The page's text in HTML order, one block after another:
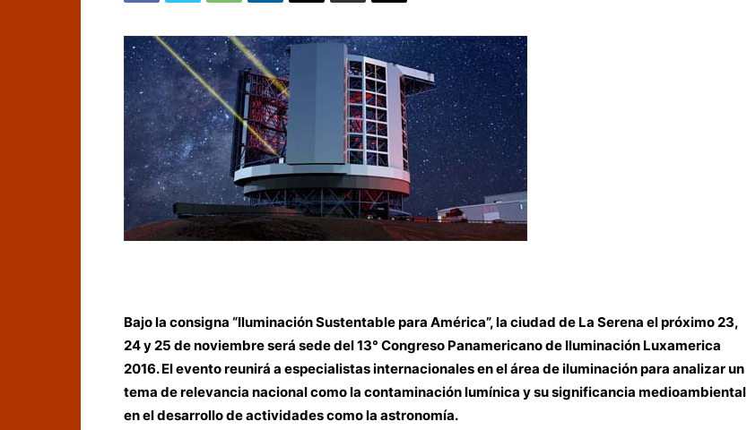
Bajo la consigna “Iluminación Sustentable para América”, la ciudad de La Serena el próximo 23,
24 y 25 de noviembre será sede del 13° Congreso Panamericano de Iluminación Luxamerica
2016. El evento reunirá a especialistas internacionales en el área de iluminación para analizar un
tema de relevancia nacional como la contaminación lumínica y su significancia medioambiental
en el desarrollo de actividades como la astronomía.